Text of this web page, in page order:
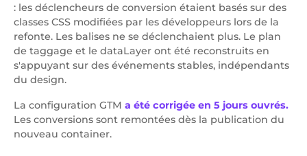
: les déclencheurs de conversion étaient basés sur des
classes CSS modifiées par les développeurs lors de la
refonte. Les balises ne se déclenchaient plus. Le plan
de taggage et le dataLayer ont été reconstruits en
s'appuyant sur des événements stables, indépendants
du design.
La configuration GTM a été corrigée en 5 jours ouvrés.
Les conversions sont remontées dès la publication du
nouveau container.